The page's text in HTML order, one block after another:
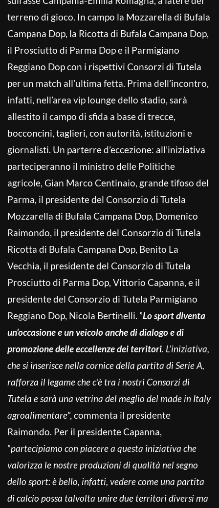
terreno di gioco. In campo la Mozzarella di Bufala
Campana Dop, la Ricotta di Bufala Campana Dop,
il Prosciutto di Parma Dop e il Parmigiano
Reggiano Dop con i rispettivi Consorzi di Tutela
per un match all’ultima fetta. Prima dell’incontro,
infatti, nell’area vip lounge dello stadio, sarà
allestito il campo di sfida a base di trecce,
bocconcini, taglieri, con autorità, istituzioni e
giornalisti. Un parterre d’eccezione: all’iniziativa
parteciperanno il ministro delle Politiche
agricole, Gian Marco Centinaio, grande tifoso del
Parma, il presidente del Consorzio di Tutela
Mozzarella di Bufala Campana Dop, Domenico
Raimondo, il presidente del Consorzio di Tutela
Ricotta di Bufala Campana Dop, Benito La
Vecchia, il presidente del Consorzio di Tutela
Prosciutto di Parma Dop, Vittorio Capanna, e il
presidente del Consorzio di Tutela Parmigiano
Reggiano Dop, Nicola Bertinelli. ”Lo sport diventa
un’occasione e un veicolo anche di dialogo e di
promozione delle eccellenze dei territori. L’iniziativa,
che si inserisce nella cornice della partita di Serie A,
rafforza il legame che c’è tra i nostri Consorzi di
Tutela e sarà una vetrina del meglio del made in Italy
agroalimentare”, commenta il presidente
Raimondo. Per il presidente Capanna,
”partecipiamo con piacere a questa iniziativa che
valorizza le nostre produzioni di qualità nel segno
dello sport: è bello, infatti, vedere come una partita
di calcio possa talvolta unire due territori diversi ma